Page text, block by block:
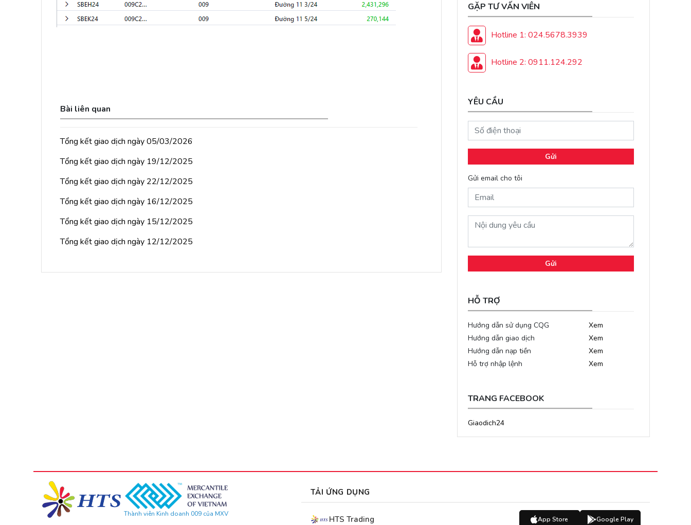
Bài liên quan
Tổng kết giao dịch ngày 05/03/2026
Tổng kết giao dịch ngày 19/12/2025
Tổng kết giao dịch ngày 22/12/2025
Tổng kết giao dịch ngày 16/12/2025
Tổng kết giao dịch ngày 15/12/2025
Tổng kết giao dịch ngày 12/12/2025
GẶP TƯ VẤN VIÊN
Hotline 1: 024.5678.3939
Hotline 2: 0911.124.292
YÊU CẦU
Gửi
Gửi email cho tôi
Gửi
HỖ TRỢ
Hướng dẫn sử dụng CQG
Xem
Hướng dẫn giao dịch
Xem
Hướng dẫn nạp tiền
Xem
Hỗ trợ nhập lệnh
Xem
TRANG FACEBOOK
Giaodich24
Thành viên Kinh doanh 009 của MXV
TẢI ỨNG DỤNG
HTS Trading App Store Google Play